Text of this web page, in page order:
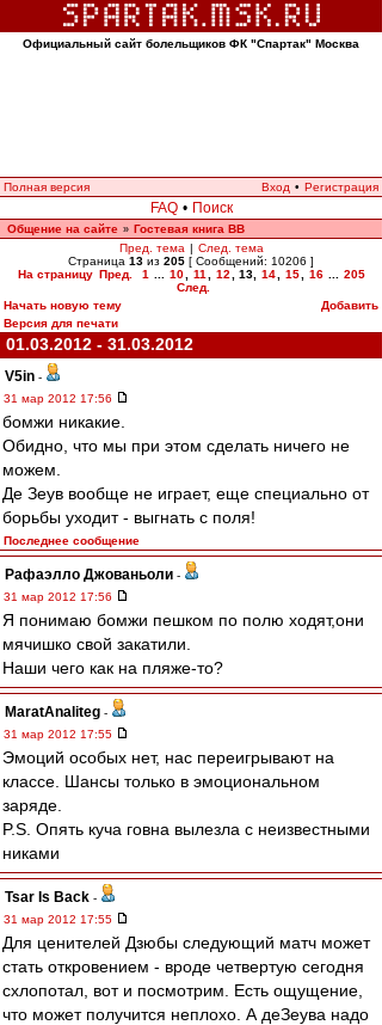
Официальный сайт болельщиков ФК "Спартак" Москва
Полная версия Вход • Регистрация
FAQ • Поиск
Общение на сайте » Гостевая книга ВВ
Пред. тема | След. тема
Страница 13 из 205 [ Сообщений: 10206 ]
На страницу Пред. 1 10 11 12 13, 14 15 16
205
След.
Начать новую тему
Добавить
Версия для печати
01.03.2012 - 31.03.2012
V5in -
31 мар 2012 17:56
бомжи никакие.
Обидно, что мы при этом сделать ничего не
можем.
Де Зеув вообще не играет, еще специально от
борьбы уходит - выгнать с поля!
Последнее сообщение
Рафаэлло Джованьоли -
31 мар 2012 17:56
Я понимаю бомжи пешком по полю ходят,они
мячишко свой закатили.
Наши чего как на пляже-то?
MaratAnaliteg -
31 мар 2012 17:55
Эмоций особых нет, нас переигрывают на
классе. Шансы только в эмоциональном
заряде.
P.S. Опять куча говна вылезла с неизвестными
никами
Tsar Is Back -
31 мар 2012 17:55
Для ценителей Дзюбы следующий матч может
стать откровением - вроде четвертую сегодня
схлопотал, вот и посмотрим. Есть ощущение,
что может получится неплохо. А деЗеува надо